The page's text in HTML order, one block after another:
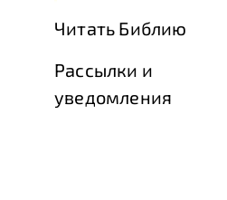
Читать Библию
Рассылки и
уведомления